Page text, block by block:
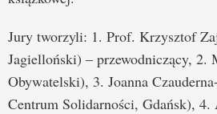
Jury tworzyli: 1. Prof. Krzysztof
Jagielloński) – przewodniczący, 2.
Obywatelski), 3. Joanna
Centrum Solidarności, Gdańsk),